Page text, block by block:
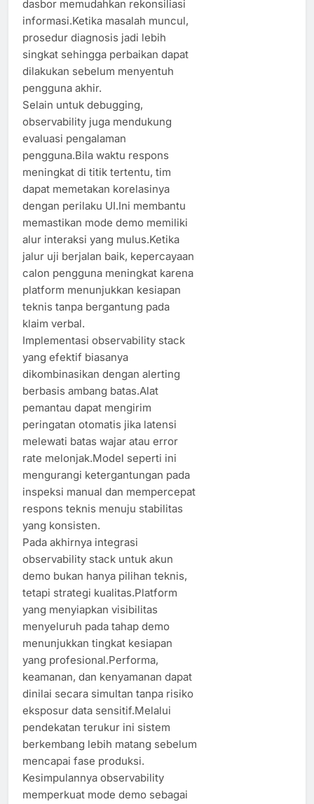
dasbor memudahkan rekonsiliasi
informasi.Ketika masalah muncul,
prosedur diagnosis jadi lebih
singkat sehingga perbaikan dapat
dilakukan sebelum menyentuh
pengguna akhir.
Selain untuk debugging,
observability juga mendukung
evaluasi pengalaman
pengguna.Bila waktu respons
meningkat di titik tertentu, tim
dapat memetakan korelasinya
dengan perilaku UI.Ini membantu
memastikan mode demo memiliki
alur interaksi yang mulus.Ketika
jalur uji berjalan baik, kepercayaan
calon pengguna meningkat karena
platform menunjukkan kesiapan
teknis tanpa bergantung pada
klaim verbal.
Implementasi observability stack
yang efektif biasanya
dikombinasikan dengan alerting
berbasis ambang batas.Alat
pemantau dapat mengirim
peringatan otomatis jika latensi
melewati batas wajar atau error
rate melonjak.Model seperti ini
mengurangi ketergantungan pada
inspeksi manual dan mempercepat
respons teknis menuju stabilitas
yang konsisten.
Pada akhirnya integrasi
observability stack untuk akun
demo bukan hanya pilihan teknis,
tetapi strategi kualitas.Platform
yang menyiapkan visibilitas
menyeluruh pada tahap demo
menunjukkan tingkat kesiapan
yang profesional.Performa,
keamanan, dan kenyamanan dapat
dinilai secara simultan tanpa risiko
eksposur data sensitif.Melalui
pendekatan terukur ini sistem
berkembang lebih matang sebelum
mencapai fase produksi.
Kesimpulannya observability
memperkuat mode demo sebagai